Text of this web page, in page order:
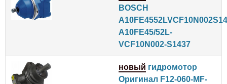
BOSCH
A10FE45/52L-
VCF10N002-S1437
новый гидромотор
Оригинал F12-060-MF-